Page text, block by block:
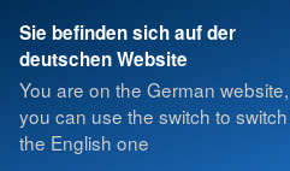
Sie befinden sich auf der
deutschen Website
You are on the German website,
you can use the switch to
the English one